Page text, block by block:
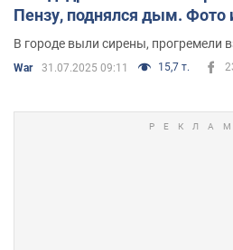
Пензу, поднялся дым. Фото
В городе выли сирены, прогремели
War 31.07.2025 09:11 15,7 т.